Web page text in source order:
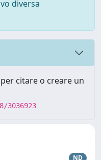
diversa
citare o creare un
ND